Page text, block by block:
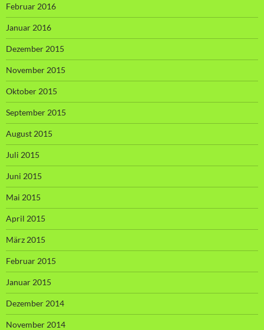
Februar 2016
Januar 2016
Dezember 2015
November 2015
Oktober 2015
September 2015
August 2015
Juli 2015
Juni 2015
Mai 2015
April 2015
März 2015
Februar 2015
Januar 2015
Dezember 2014
November 2014